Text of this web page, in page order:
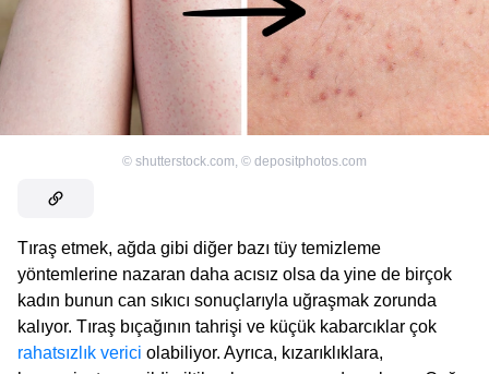
© shutterstock.com, © depositphotos.com
Tıraş etmek, ağda gibi diğer bazı tüy temizleme
yöntemlerine nazaran daha acısız olsa da yine de birçok
kadın bunun can sıkıcı sonuçlarıyla uğraşmak zorunda
kalıyor. Tıraş bıçağının tahrişi ve küçük kabarcıklar çok
rahatsızlık verici olabiliyor. Ayrıca, kızarıklıklara,